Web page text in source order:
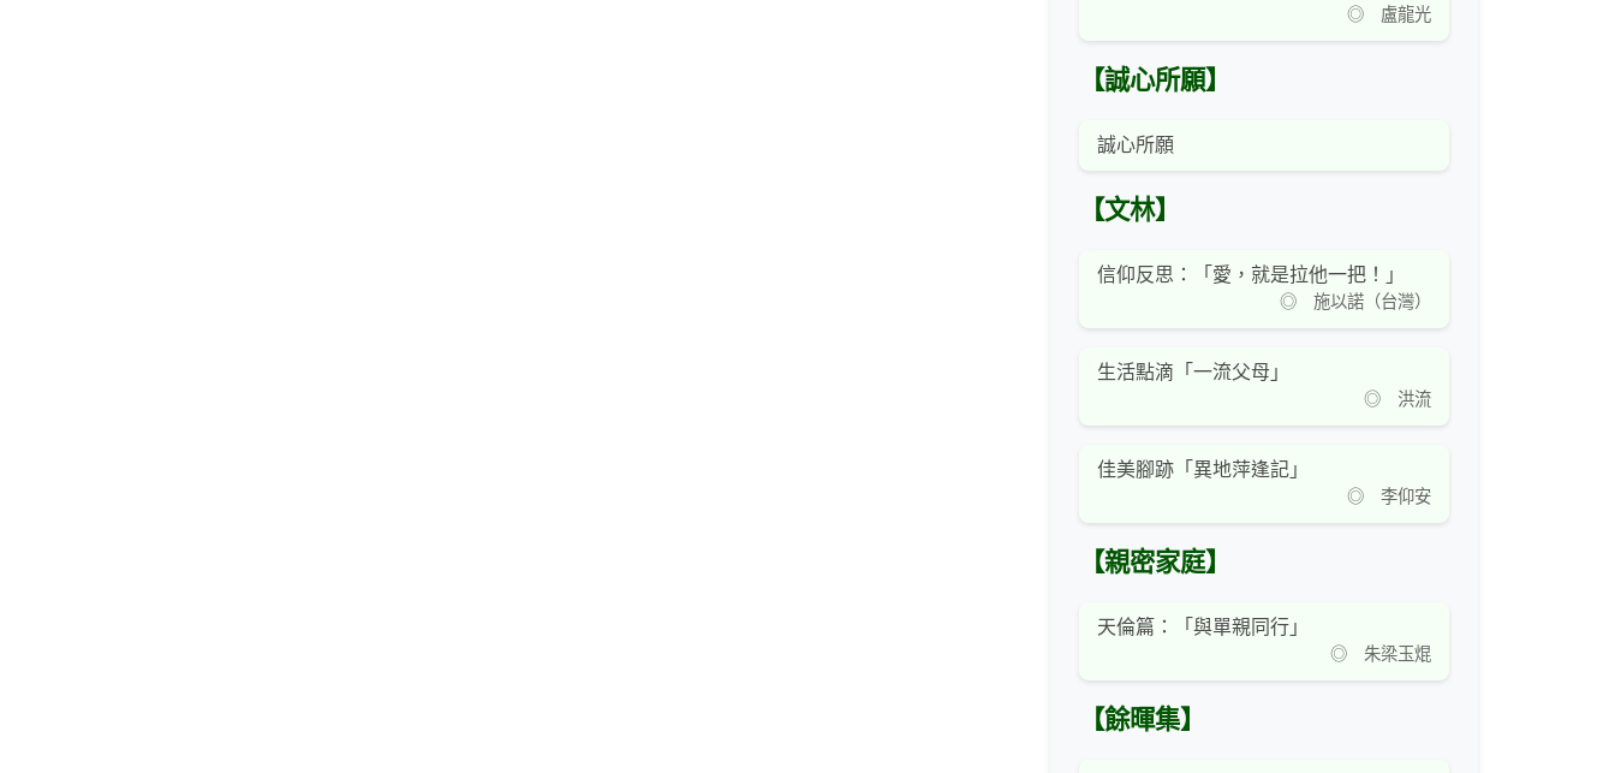
◎ 盧龍光
【誠心所願】
誠心所願
【文林】
信仰反思：「愛，就是拉他一把！」
◎ 施以諾（台灣）
生活點滴「一流父母」
◎ 洪流
佳美腳跡「異地萍逢記」
◎ 李仰安
【親密家庭】
天倫篇：「與單親同行」
◎ 朱梁玉焜
【餘暉集】